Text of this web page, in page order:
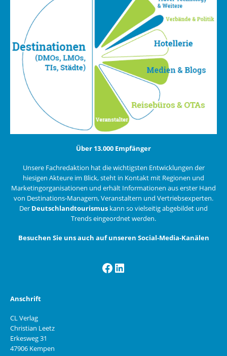
Über 13.000 Empfänger
Unsere Fachredaktion hat die wichtigsten Entwicklungen der
hiesigen Akteure im Blick, steht in Kontakt mit Regionen und
Marketingorganisationen und erhält Informationen aus erster Hand
von Destinations-Managern, Veranstaltern und Vertriebsexperten.
Der Deutschlandtourismus kann so vielseitig abgebildet und
Trends eingeordnet werden.
Besuchen Sie uns auch auf unseren Social-Media-Kanälen
Facebook
LinkedIn
Anschrift
CL Verlag
Christian Leetz
Erkesweg 31
47906 Kempen